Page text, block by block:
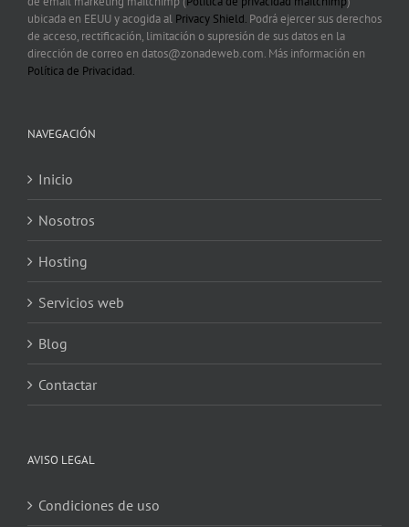
ubicada en EEUU y acogida al Privacy Shield. Podrá ejercer sus derechos
de acceso, rectificación, limitación o supresión de sus datos en la
dirección de correo en datos@zonadeweb.com. Más información en
Política de Privacidad.
NAVEGACIÓN
Inicio
Nosotros
Hosting
Servicios web
Blog
Contactar
AVISO LEGAL
Condiciones de uso